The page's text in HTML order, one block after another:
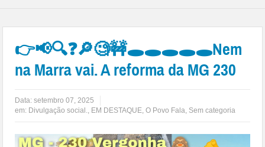
👉📢🔍❓🔎🧐🚧🕳🕳🕳🕳🕳Nem
na Marra vai. A reforma da MG 230
Data:setembro 07, 2025
em: Divulgação social., EM DESTAQUE,O Povo Fala, Sem categoria